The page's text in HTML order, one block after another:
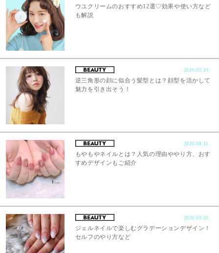
ウユクリームのおすすめ12選♡効果や使い方など
も解説
2019.05.19
逆三角形の顔に似合う髪型とは？顔型を活かして
魅力を引き出そう！
2020.08.11
もやもやネイルとは？人気の理由ややり方、おす
すめデザインもご紹介
2020.09.02
ジェルネイルで楽しむグラデーションデザイン！
セルフのやり方など